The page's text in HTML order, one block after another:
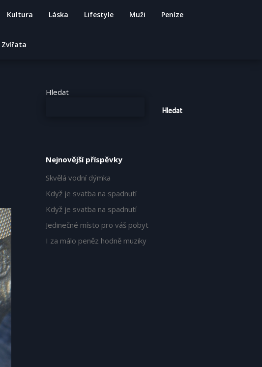
Kultura Láska Lifestyle Muži Peníze
Zvířata
Hledat
Hledat
Nejnovější příspěvky
Skvělá vodní dýmka
Když je svatba na spadnutí
Když je svatba na spadnutí
Jedinečné místo pro váš pobyt
I za málo peněz hodně muziky